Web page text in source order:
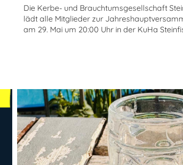
Die Kerbe- und Brauchtumsgesellschaft
lädt alle Mitglieder zur
am 29. Mai um 20:00 Uhr in der KuHa